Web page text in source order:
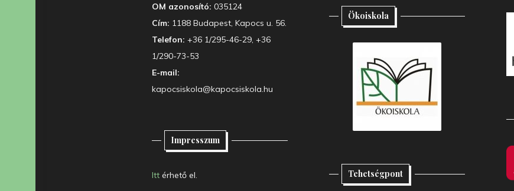
OM azonosító: 035124
Cím: 1188 Budapest, Kapocs u. 56.
Telefon: +36 1/295-46-29, +36
1/290-73-53
E-mail:
kapocsiskola@kapocsiskola.hu
Impresszum
Itt érhető el.
Ökoiskola
Tehetségpont